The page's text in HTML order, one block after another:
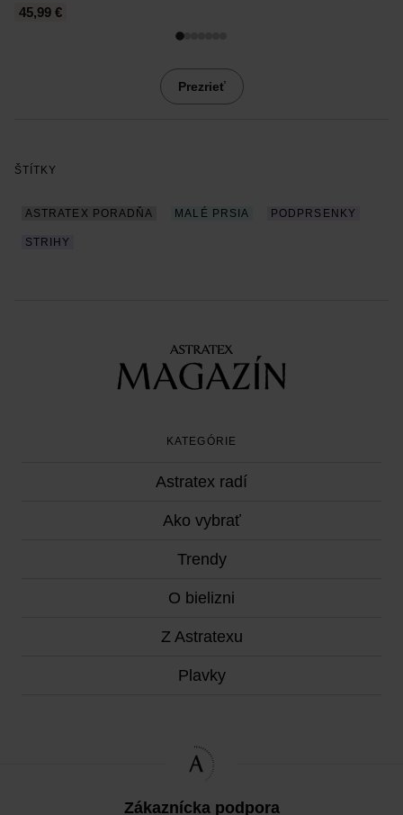
45,99 €
Prezrieť
ŠTÍTKY
ASTRATEX PORADŇA MALÉ PRSIA PODPRSENKY
STRIHY
KATEGÓRIE
Astratex radí
Ako vybrať
Trendy
O bielizni
Z Astratexu
Plavky
Zákaznícka podpora